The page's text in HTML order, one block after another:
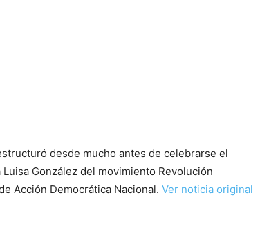
desde mucho antes de celebrarse el
González del movimiento Revolución
Acción Democrática Nacional. Ver noticia original